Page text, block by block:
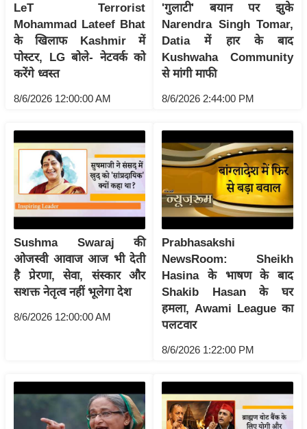
मी
क्षा
ध
र्म
ति
प्र
हि
मा
/
ध
र्म
स्थ
हा
र
LeT Terrorist
Mohammad Lateef Bhat
के खिलाफ Kashmir में
पोस्टर, LG बोले- नेटवर्क को
करेंगे ध्वस्त
8/6/2026 12:00:00 AM
'गुलाटी' बयान पर झुके
Narendra Singh Tomar,
Datia में हार के बाद
Kushwaha Community
से मांगी माफी
8/6/2026 2:44:00 PM
Sushma Swaraj की
ओजस्वी आवाज आज भी देती
है प्रेरणा, सेवा, संस्कार और
सशक्त नेतृत्व नहीं भूलेगा देश
8/6/2026 12:00:00 AM
Prabhasakshi
NewsRoom: Sheikh
Hasina के भाषण के बाद
Shakib Hasan के घर
हमला, Awami League का
पलटवार
8/6/2026 1:22:00 PM